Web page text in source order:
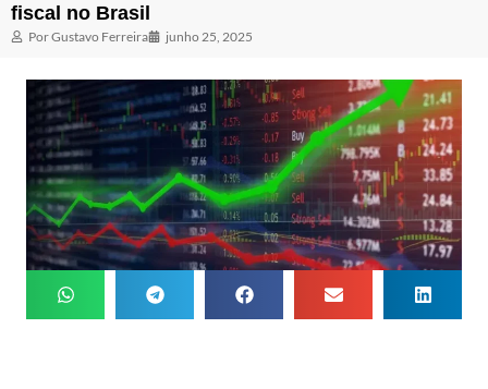
fiscal no Brasil
PorGustavo Ferreira junho 25, 2025